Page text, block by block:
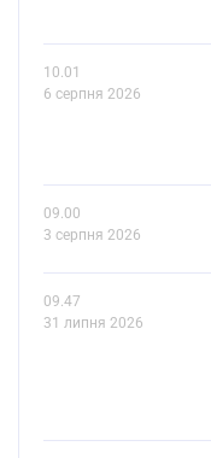
10.01
6 серпня 2026
09.00
3 серпня 2026
09.47
31 липня 2026